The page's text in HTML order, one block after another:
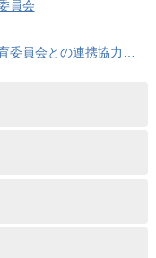
員会
携協力に関する協定の締結